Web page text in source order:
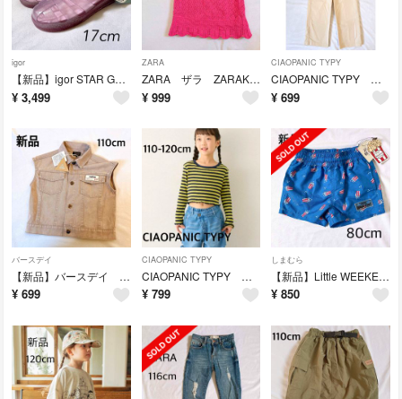
igor
【新品】igor STAR GLITTER イゴール サンダル キッズ スター
¥ 3,499
ZARA
ZARA ザラ ZARAKIDS ザラキッズ タンクトップ 110cm
¥ 999
CIAOPANIC TYPY
CIAOPANIC TYPY チャオパニックティピー キッズ サス付きパンツ
¥ 699
バースデイ
【新品】バースデイ MY LITTLE WONDER マイリトルワンダー ベスト
¥ 699
CIAOPANIC TYPY
CIAOPANIC TYPY チャオパニックティピー キッズ 長袖トップス
¥ 799
しまむら
【新品】Little WEEKEND リトルウィークエンド サーフパンツ 水着
¥ 850